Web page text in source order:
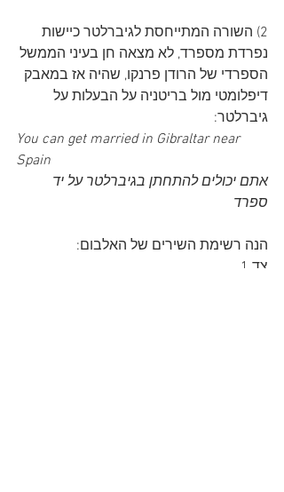
2) השורה המתייחסת לגיברלטר כיישות
נפרדת מספרד, לא מצאה חן בעיני הממשל
הספרדי של הרודן פרנקו, שהיה אז במאבק
דיפלומטי מול בריטניה על הבעלות על
גיברלטר:
You can get married in Gibraltar near
Spain
אתם יכולים להתחתן בגיברלטר על יד
ספרד
הנה רשימת השירים של האלבום:
צד 1